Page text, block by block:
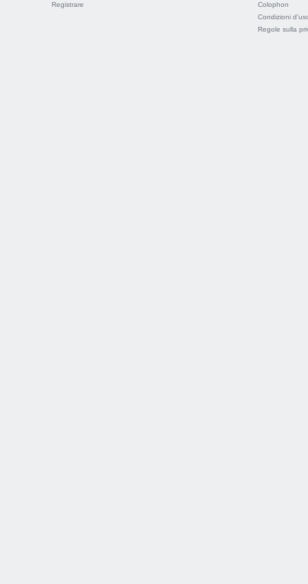
Registrare
Colophon
Condizioni
Regole sulla